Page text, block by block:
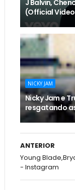
J Balvin,
(Official
NICKY JAM
Nicky Jam e
resgatando
ANTERIOR
Young
- Instagram